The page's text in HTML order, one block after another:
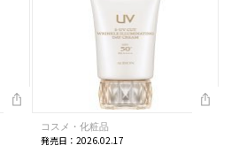
コスメ・化粧品
発売日：2026.02.17